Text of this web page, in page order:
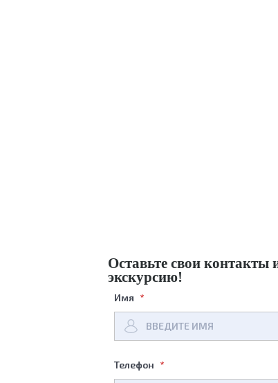
Оставьте свои контакты
экскурсию!
Имя
Телефон